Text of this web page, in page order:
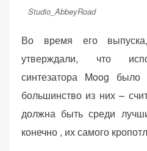
Studio_AbbeyRoad
Во время его
утверждали, что
синтезатора Moog
большинство из них –
должна быть среди
конечно , их самого